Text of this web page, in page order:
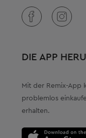
DIE APP
Mit der Remix-App
problemlos
erhalten.